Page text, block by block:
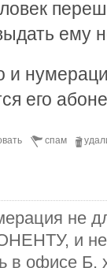
ему
и
его
спам
не
и
в офисе Б,